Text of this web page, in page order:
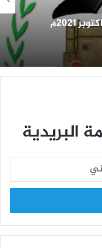
صرف النصف الأول من معاش شهر اكتوبر 2021م
البريدية